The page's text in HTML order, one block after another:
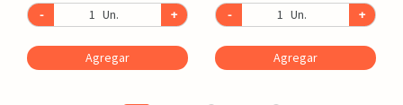
- Un. +
Agregar
- Un. +
Agregar